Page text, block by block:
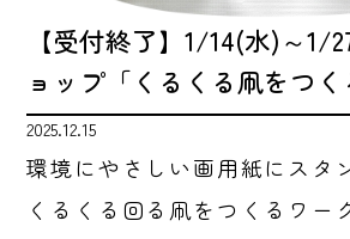
【受付終了】1/14(水)～1/
ョップ「くるくる凧をつく
2025.12.15
環境にやさしい画用紙にスタ
くるくる回る凧をつくるワー